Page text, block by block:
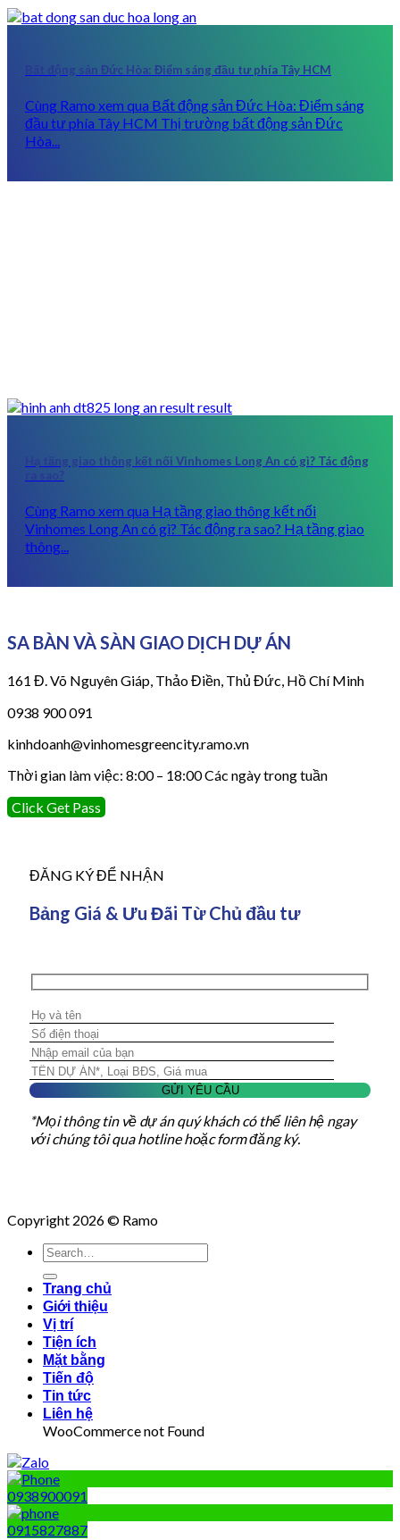
Bất động sản Đức Hòa: Điểm sáng đầu tư phía Tây HCM
Cùng Ramo xem qua Bất động sản Đức Hòa: Điểm sáng
đầu tư phía Tây HCM Thị trường bất động sản Đức
Hòa...
Hạ tầng giao thông kết nối Vinhomes Long An có gì? Tác động
ra sao?
Cùng Ramo xem qua Hạ tầng giao thông kết nối
Vinhomes Long An có gì? Tác động ra sao? Hạ tầng giao
thông...
SA BÀN VÀ SÀN GIAO DỊCH DỰ ÁN
161 Đ. Võ Nguyên Giáp, Thảo Điền, Thủ Đức, Hồ Chí Minh
0938 900 091
kinhdoanh@vinhomesgreencity.ramo.vn
Thời gian làm việc: 8:00 – 18:00 Các ngày trong tuần
Click Get Pass
ĐĂNG KÝ ĐỂ NHẬN
Bảng Giá & Ưu Đãi Từ Chủ đầu tư
*Mọi thông tin về dự án quý khách có thể liên hệ ngay
với chúng tôi qua hotline hoặc form đăng ký.
Copyright 2026 © Ramo
Trang chủ
Giới thiệu
Vị trí
Tiện ích
Mặt bằng
Tiến độ
Tin tức
Liên hệ
WooCommerce not Found
0938900091
0915827887